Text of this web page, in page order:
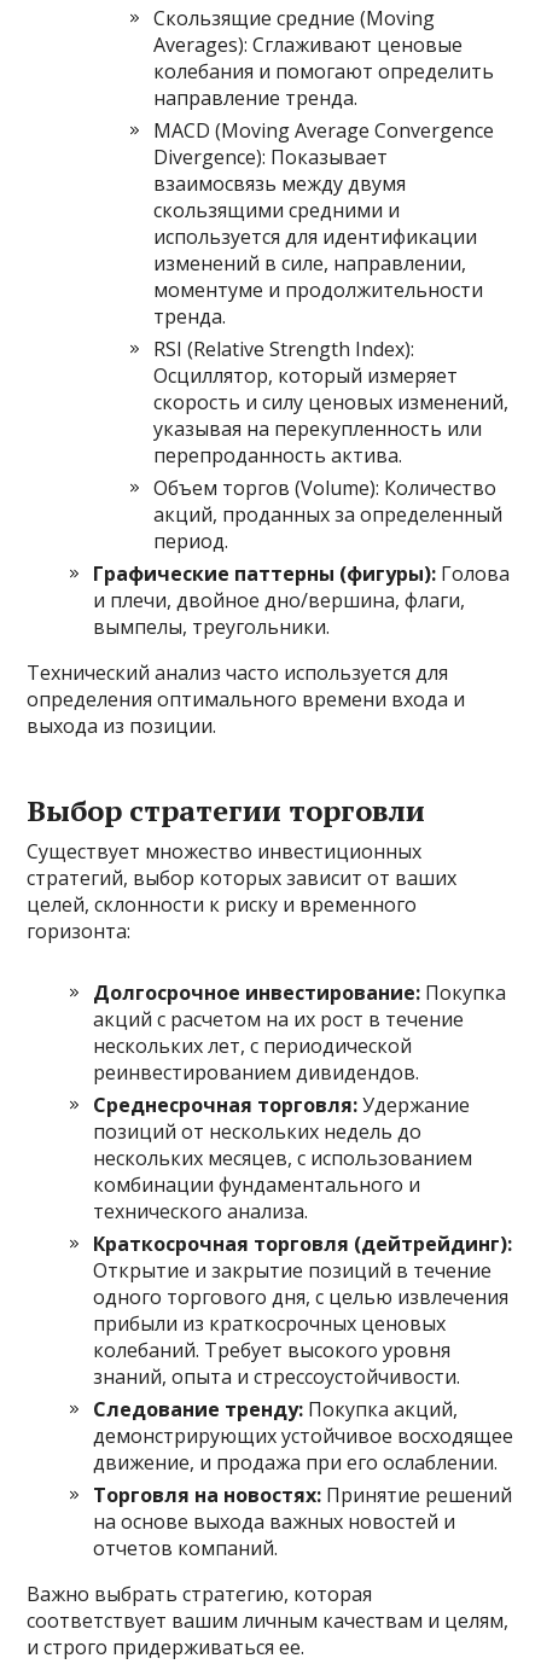
Скользящие средние (Moving
Averages): Сглаживают ценовые
колебания и помогают определить
направление тренда.
MACD (Moving Average Convergence
Divergence): Показывает
взаимосвязь между двумя
скользящими средними и
используется для идентификации
изменений в силе, направлении,
моментуме и продолжительности
тренда.
RSI (Relative Strength Index):
Осциллятор, который измеряет
скорость и силу ценовых изменений,
указывая на перекупленность или
перепроданность актива.
Объем торгов (Volume): Количество
акций, проданных за определенный
период.
Графические паттерны (фигуры): Голова
и плечи, двойное дно/вершина, флаги,
вымпелы, треугольники.
Технический анализ часто используется для
определения оптимального времени входа и
выхода из позиции.
Выбор стратегии торговли
Существует множество инвестиционных
стратегий, выбор которых зависит от ваших
целей, склонности к риску и временного
горизонта:
Долгосрочное инвестирование: Покупка
акций с расчетом на их рост в течение
нескольких лет, с периодической
реинвестированием дивидендов.
Среднесрочная торговля:Удержание
позиций от нескольких недель до
нескольких месяцев, с использованием
комбинации фундаментального и
технического анализа.
Краткосрочная торговля (дейтрейдинг):
Открытие и закрытие позиций в течение
одного торгового дня, с целью извлечения
прибыли из краткосрочных ценовых
колебаний. Требует высокого уровня
знаний, опыта и стрессоустойчивости.
Следование тренду: Покупка акций,
демонстрирующих устойчивое восходящее
движение, и продажа при его ослаблении.
Торговля на новостях: Принятие решений
на основе выхода важных новостей и
отчетов компаний.
Важно выбрать стратегию, которая
соответствует вашим личным качествам и целям,
и строго придерживаться ее.